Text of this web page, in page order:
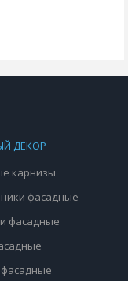
ДЕКОР
карнизы
фасадные
фасадные